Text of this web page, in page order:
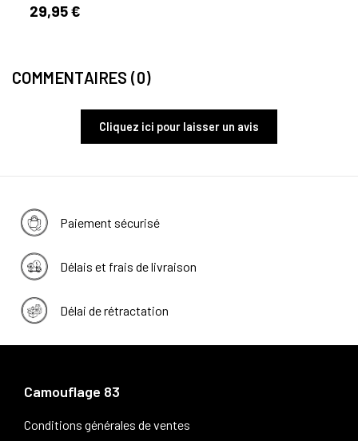
29,95 €
COMMENTAIRES (0)
Cliquez ici pour laisser un avis
Paiement sécurisé
Délais et frais de livraison
Délai de rétractation
Camouflage 83
Conditions générales de ventes